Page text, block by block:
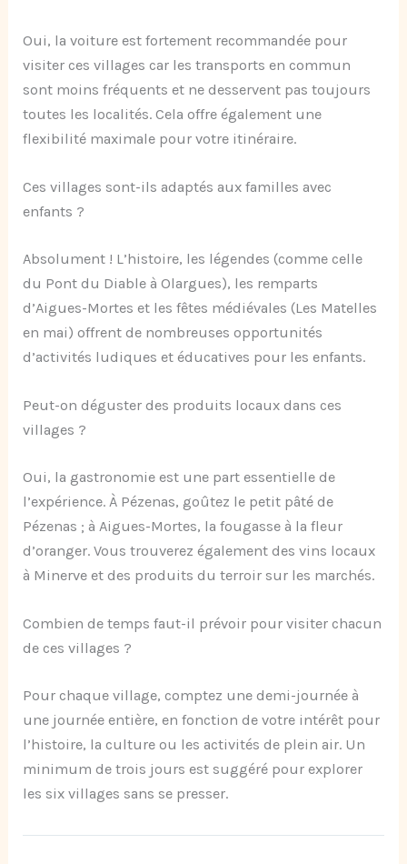
Oui, la voiture est fortement recommandée pour
visiter ces villages car les transports en commun
sont moins fréquents et ne desservent pas toujours
toutes les localités. Cela offre également une
flexibilité maximale pour votre itinéraire.
Ces villages sont-ils adaptés aux familles avec
enfants ?
Absolument ! L’histoire, les légendes (comme celle
du Pont du Diable à Olargues), les remparts
d’Aigues-Mortes et les fêtes médiévales (Les Matelles
en mai) offrent de nombreuses opportunités
d’activités ludiques et éducatives pour les enfants.
Peut-on déguster des produits locaux dans ces
villages ?
Oui, la gastronomie est une part essentielle de
l’expérience. À Pézenas, goûtez le petit pâté de
Pézenas ; à Aigues-Mortes, la fougasse à la fleur
d’oranger. Vous trouverez également des vins locaux
à Minerve et des produits du terroir sur les marchés.
Combien de temps faut-il prévoir pour visiter chacun
de ces villages ?
Pour chaque village, comptez une demi-journée à
une journée entière, en fonction de votre intérêt pour
l’histoire, la culture ou les activités de plein air. Un
minimum de trois jours est suggéré pour explorer
les six villages sans se presser.